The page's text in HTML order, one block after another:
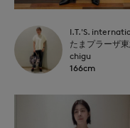
I.T.'S.
chigu
166cm